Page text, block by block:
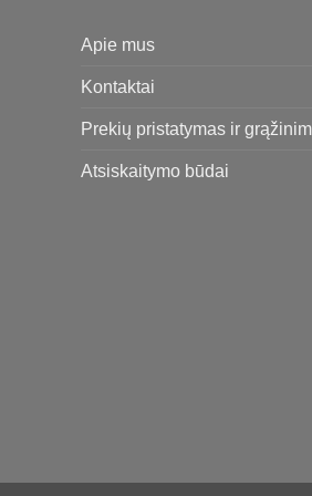
Apie mus
Kontaktai
Prekių pristatymas ir
Atsiskaitymo būdai